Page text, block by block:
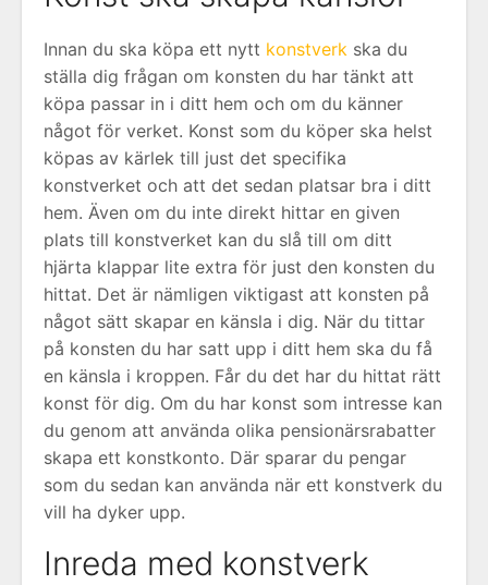
Innan du ska köpa ett nytt konstverk ska du
ställa dig frågan om konsten du har tänkt att
köpa passar in i ditt hem och om du känner
något för verket. Konst som du köper ska helst
köpas av kärlek till just det specifika
konstverket och att det sedan platsar bra i ditt
hem. Även om du inte direkt hittar en given
plats till konstverket kan du slå till om ditt
hjärta klappar lite extra för just den konsten du
hittat. Det är nämligen viktigast att konsten på
något sätt skapar en känsla i dig. När du tittar
på konsten du har satt upp i ditt hem ska du få
en känsla i kroppen. Får du det har du hittat rätt
konst för dig. Om du har konst som intresse kan
du genom att använda olika pensionärsrabatter
skapa ett konstkonto. Där sparar du pengar
som du sedan kan använda när ett konstverk du
vill ha dyker upp.
Inreda med konstverk